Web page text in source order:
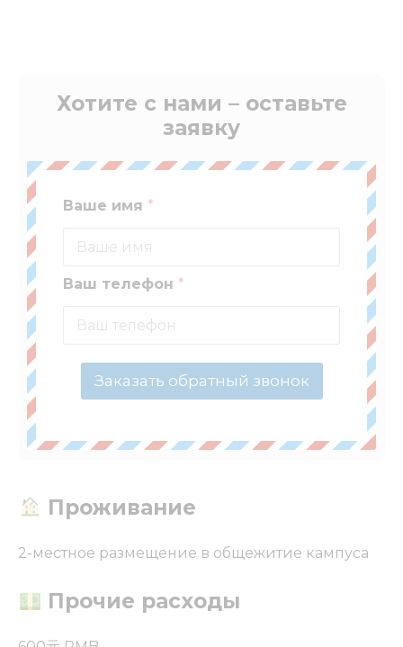
Хотите с нами – оставьте
заявку
Ваше имя *
Ваш телефон *
Заказать обратный звонок
Проживание
2-местное размещение в общежитие кампуса
Прочие расходы